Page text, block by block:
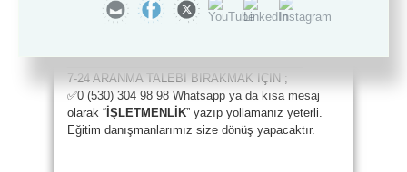
✅ 444 33 07 No’lu telefondan direk iletişime
_____________________________________
7-24 ARANMA TALEBİ BIRAKMAK İÇİN ;
✅0 (530) 304 98 98 Whatsapp ya da kısa mesaj
olarak “ İŞLETMENLİK” yazıp yollamanız yeterli.
Eğitim danışmanlarımız size dönüş yapacaktır.